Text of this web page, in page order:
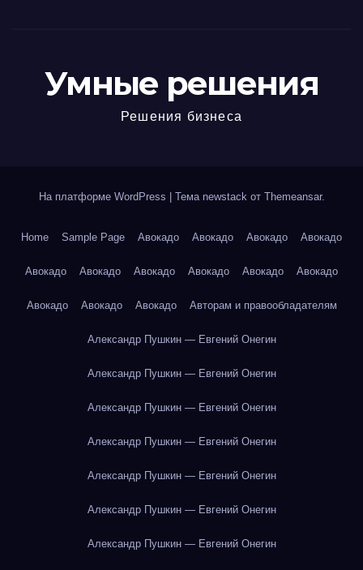
Умные решения
Решения бизнеса
На платформе WordPress Тема newstack от Themeansar.
Home Sample Page Авокадо Авокадо Авокадо Авокадо
Авокадо Авокадо Авокадо Авокадо Авокадо Авокадо
Авокадо Авокадо Авокадо Авторам и правообладателям
Александр Пушкин — Евгений Онегин
Александр Пушкин — Евгений Онегин
Александр Пушкин — Евгений Онегин
Александр Пушкин — Евгений Онегин
Александр Пушкин — Евгений Онегин
Александр Пушкин — Евгений Онегин
Александр Пушкин — Евгений Онегин